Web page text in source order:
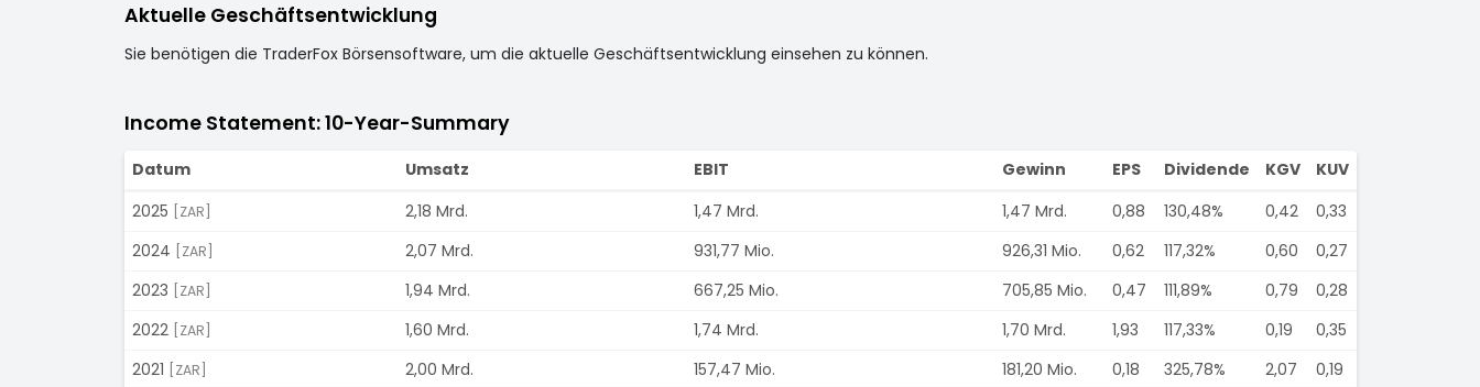
Aktuelle Geschäftsentwicklung
Sie benötigen die TraderFox Börsensoftware, um die aktuelle Geschäftsentwicklung einsehen zu können.
Income Statement: 10-Year-Summary
Datum Umsatz EBIT Gewinn EPS Dividende KGV
KUV
2025
[ZAR] 2,18 Mrd. 1,47 Mrd. 1,47 Mrd. 0,88 130,48% 0,42
0,33
2024
[ZAR] 2,07 Mrd. 931,77 Mio. 926,31 Mio. 0,62 117,32% 0,60
0,27
2023
[ZAR] 1,94 Mrd. 667,25 Mio. 705,85 Mio. 0,47 111,89% 0,79
0,28
2022
[ZAR] 1,60 Mrd. 1,74 Mrd. 1,70 Mrd. 1,93 117,33% 0,19
0,35
2021
[ZAR] 2,00 Mrd. 157,47 Mio. 181,20 Mio. 0,18 325,78% 2,07
0,19